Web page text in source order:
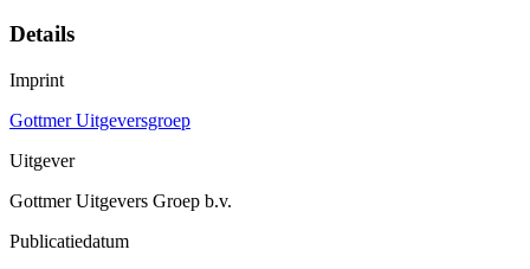
Details
Imprint
Gottmer Uitgeversgroep
Uitgever
Gottmer Uitgevers Groep b.v.
Publicatiedatum